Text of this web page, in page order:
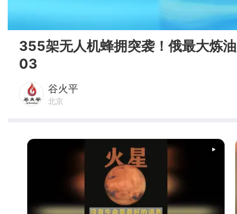
355架无人机蜂拥突袭！俄最大炼
03
谷火平
北京